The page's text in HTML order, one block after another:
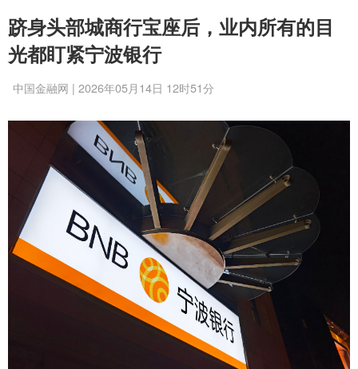
跻身头部城商行宝座后，业内所有的目
光都盯紧宁波银行
中国金融网 | 2026年05月14日 12时51分